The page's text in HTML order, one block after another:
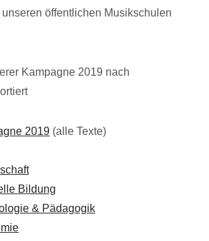
öffentlichen Musikschulen
Kampagne 2019 nach
2019 (alle Texte)
Bildung
& Pädagogik